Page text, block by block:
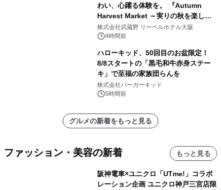
わい、心躍る体験を。 『Autumn
Harvest Market ～実りの秋を楽しむ
ディナー&スイーツビュッフェ～』を9
月18日より開催！
株式会社武蔵野 リーベルホテル大阪
4時間前
ハローキッド、50回目のお盆限定！
8/8スタートの「黒毛和牛赤身ステー
キ」で至福の家族団らんを
株式会社バーガーキッド
5時間前
グルメの新着をもっと見る
ファッション・美容の新着 もっと見る
阪神電車×ユニクロ「UTme!」コラボ
レーション企画 ユニクロ神戸三宮店限